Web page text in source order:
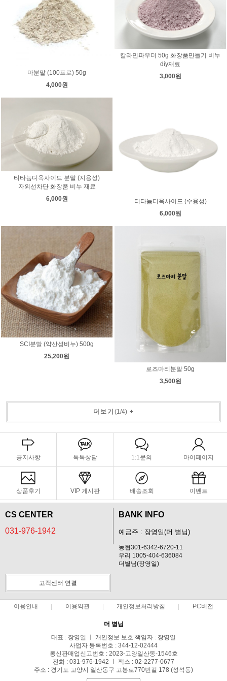
마분말 (100프로) 50g
4,000원
칼라민파우더 50g 화장품만들기 비누
diy재료
3,000원
티타늄디옥사이드 분말 (지용성)
자외선차단 화장품 비누 재료
6,000원
티타늄디옥사이드 (수용성)
6,000원
SCI분말 (약산성비누) 500g
25,200원
로즈마리분말 50g
3,500원
더보기 (1/4)+
공지사항 톡톡상담 1:1문의 마이페이지
상품후기 VIP 게시판 배송조회 이벤트
CS CENTER
031-976-1942
BANK INFO
예금주 : 장영일(더 별님)
농협301-6342-6720-11
우리 1005-404-636084
더별님(장영일)
고객센터 연결
이용안내 이용약관 개인정보처리방침 PC버전
더 별님
대표 : 장영일 ㅣ 개인정보 보호 책임자 : 장영일
사업자 등록번호 : 344-12-02444
통신판매업신고번호 : 2023-고양일산동-1546호
전화 : 031-976-1942 ㅣ 팩스 : 02-2277-0677
주소 : 경기도 고양시 일산동구 고봉로770번길 178 (성석동)